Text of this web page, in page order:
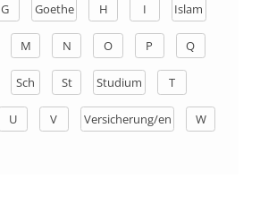
G Goethe H I Islam
M N O P Q
Sch St Studium T
U V Versicherung/en W